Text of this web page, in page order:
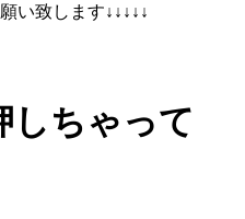
い致します↓↓↓↓↓
しちゃって